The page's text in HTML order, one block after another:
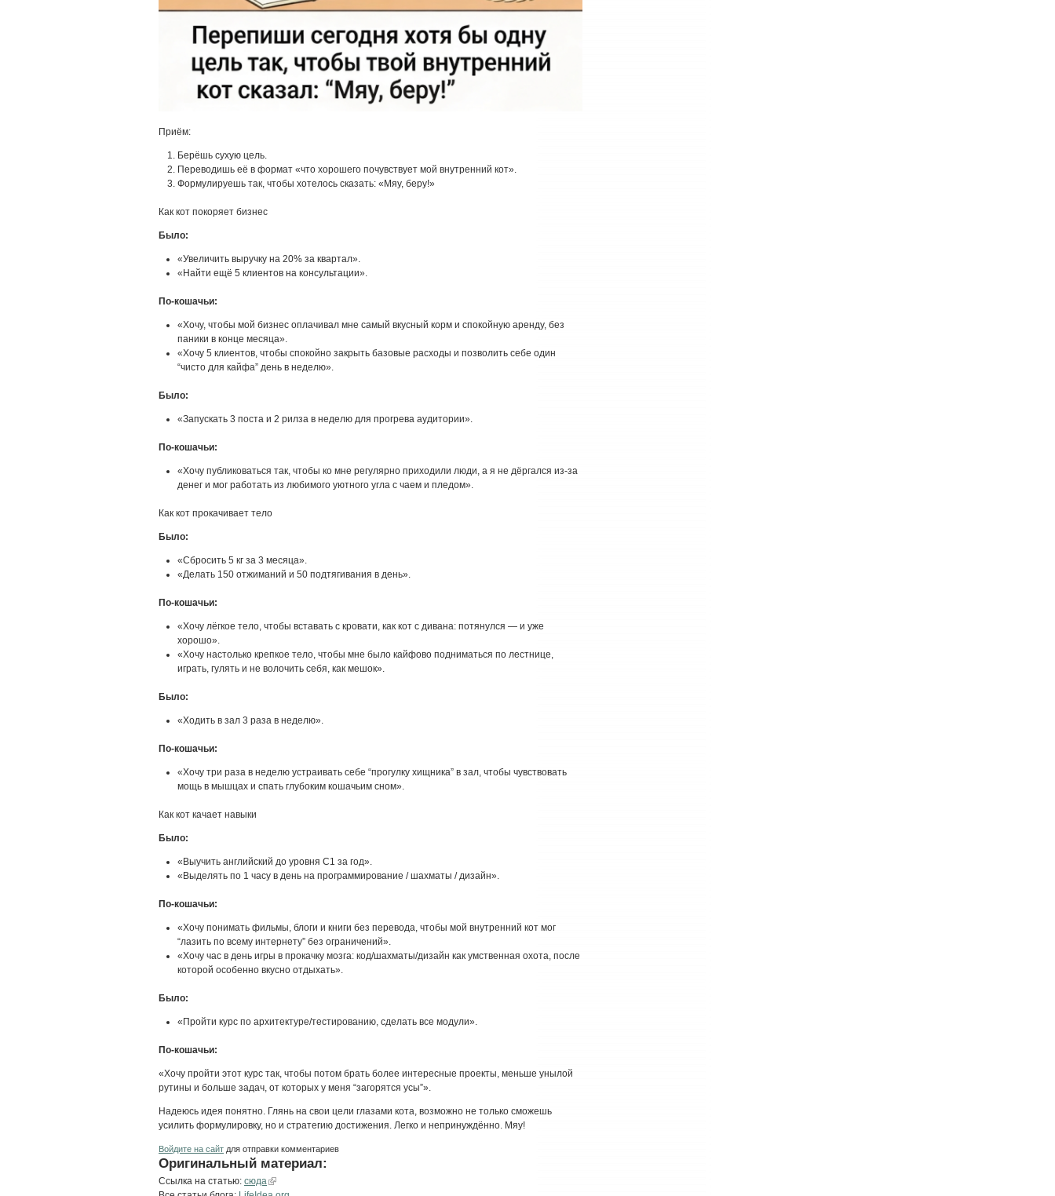
Приём:
Берёшь сухую цель.
Переводишь её в формат «что хорошего почувствует мой внутренний кот».
Формулируешь так, чтобы хотелось сказать: «Мяу, беру!»
Как кот покоряет бизнес
Было:
«Увеличить выручку на 20% за квартал».
«Найти ещё 5 клиентов на консультации».
По‑кошачьи:
«Хочу, чтобы мой бизнес оплачивал мне самый вкусный корм и спокойную аренду, без
паники в конце месяца».
«Хочу 5 клиентов, чтобы спокойно закрыть базовые расходы и позволить себе один
“чисто для кайфа” день в неделю».
Было:
«Запускать 3 поста и 2 рилза в неделю для прогрева аудитории».
По‑кошачьи:
«Хочу публиковаться так, чтобы ко мне регулярно приходили люди, а я не дёргался из‑за
денег и мог работать из любимого уютного угла с чаем и пледом».
Как кот прокачивает тело
Было:
«Сбросить 5 кг за 3 месяца».
«Делать 150 отжиманий и 50 подтягивания в день».
По‑кошачьи:
«Хочу лёгкое тело, чтобы вставать с кровати, как кот с дивана: потянулся — и уже
хорошо».
«Хочу настолько крепкое тело, чтобы мне было кайфово подниматься по лестнице,
играть, гулять и не волочить себя, как мешок».
Было:
«Ходить в зал 3 раза в неделю».
По‑кошачьи:
«Хочу три раза в неделю устраивать себе “прогулку хищника” в зал, чтобы чувствовать
мощь в мышцах и спать глубоким кошачьим сном».
Как кот качает навыки
Было:
«Выучить английский до уровня C1 за год».
«Выделять по 1 часу в день на программирование / шахматы / дизайн».
По‑кошачьи:
«Хочу понимать фильмы, блоги и книги без перевода, чтобы мой внутренний кот мог
“лазить по всему интернету” без ограничений».
«Хочу час в день игры в прокачку мозга: код/шахматы/дизайн как умственная охота, после
которой особенно вкусно отдыхать».
Было:
«Пройти курс по архитектуре/тестированию, сделать все модули».
По‑кошачьи:
«Хочу пройти этот курс так, чтобы потом брать более интересные проекты, меньше унылой
рутины и больше задач, от которых у меня “загорятся усы”».
Надеюсь идея понятно. Глянь на свои цели глазами кота, возможно не только сможешь
усилить формулировку, но и стратегию достижения. Легко и непринуждённо. Мяу!
Войдите на сайт для отправки комментариев
Оригинальный материал:
Ссылка на статью: сюда